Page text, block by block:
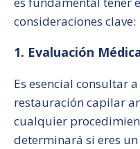
consideraciones clave:
1. Evaluación
Es esencial consultar
restauración capilar
cualquier
determinará si eres